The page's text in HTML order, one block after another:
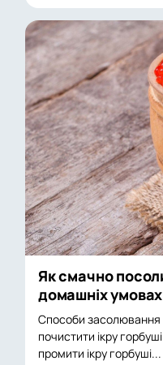
Як смачно
домашніх
Способи засолювання
почистити ікру
промити ікру горбуші...